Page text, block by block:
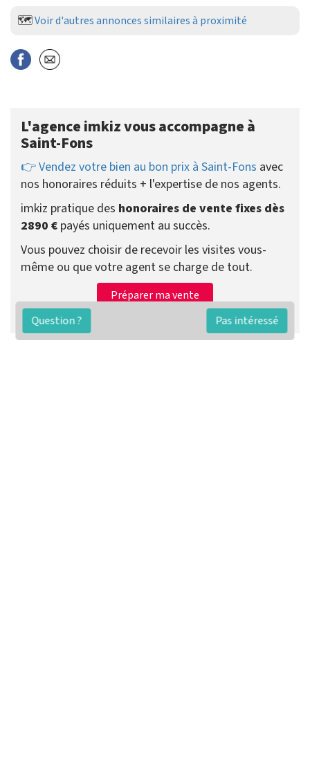
🗺️Voir d'autres annonces similaires à proximité
Question ? Pas intéressé
L'agence imkiz vous accompagne à
Saint-Fons
👉 Vendez votre bien au bon prix à Saint-Fons avec
nos honoraires réduits + l'expertise de nos agents.
imkiz pratique des honoraires de vente fixes dès
2890 € payés uniquement au succès.
Vous pouvez choisir de recevoir les visites vous-
même ou que votre agent se charge de tout.
Préparer ma vente